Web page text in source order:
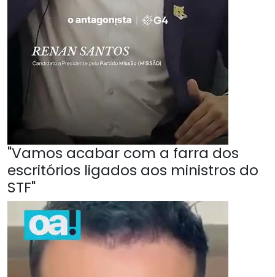
"Vamos acabar com a farra dos
escritórios ligados aos ministros do
STF"